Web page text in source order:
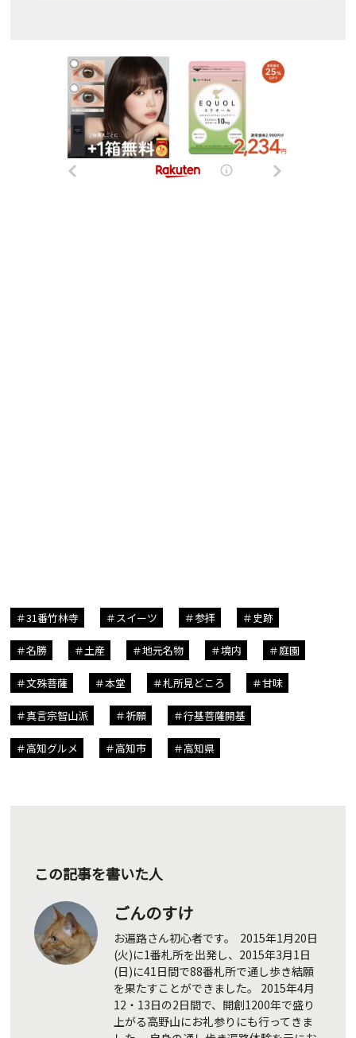
31番竹林寺 スイーツ 参拝 史跡
名勝 土産 地元名物 境内 庭園
文殊菩薩 本堂 札所見どころ 甘味
真言宗智山派 祈願 行基菩薩開基
高知グルメ 高知市 高知県
この記事を書いた人
ごんのすけ
お遍路さん初心者です。 2015年1月20日
(火)に1番札所を出発し、2015年3月1日
(日)に41日間で88番札所で通し歩き結願
を果たすことができました。 2015年4月
12・13日の2日間で、開創1200年で盛り
上がる高野山にお礼参りにも行ってきま